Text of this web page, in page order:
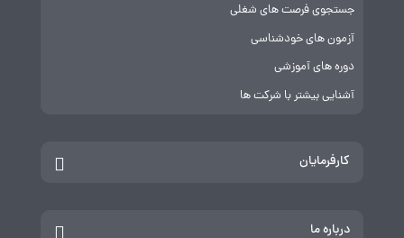
جستجوی فرصت های شغلی
آزمون های خودشناسی
دوره های آموزشی
آشنایی بیشتر با شرکت ها
کارفرمایان
درباره ما